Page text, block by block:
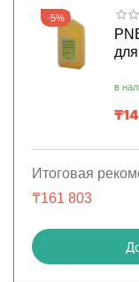
-5%
в
₸
Итоговая
₸161 803